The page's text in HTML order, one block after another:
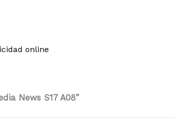
online
News S17 A08”